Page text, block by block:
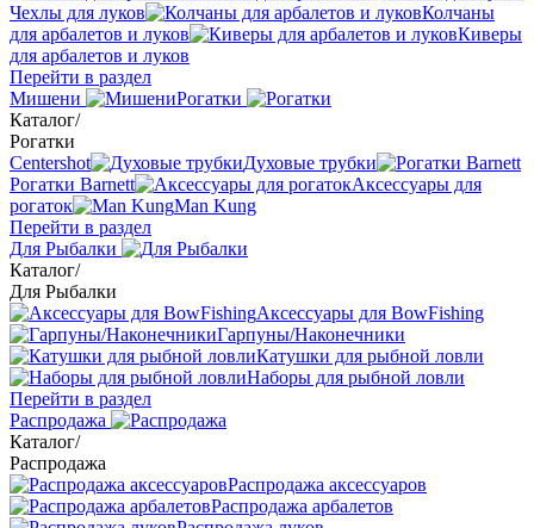
Чехлы для луков
Колчаны
для арбалетов и луков
Киверы
для арбалетов и луков
Перейти в раздел
Мишени
Рогатки
Каталог/
Рогатки
Centershot
Духовые трубки
Рогатки Barnett
Аксессуары для
рогаток
Man Kung
Перейти в раздел
Для Рыбалки
Каталог/
Для Рыбалки
Аксессуары для BowFishing
Гарпуны/Наконечники
Катушки для рыбной ловли
Наборы для рыбной ловли
Перейти в раздел
Распродажа
Каталог/
Распродажа
Распродажа аксессуаров
Распродажа арбалетов